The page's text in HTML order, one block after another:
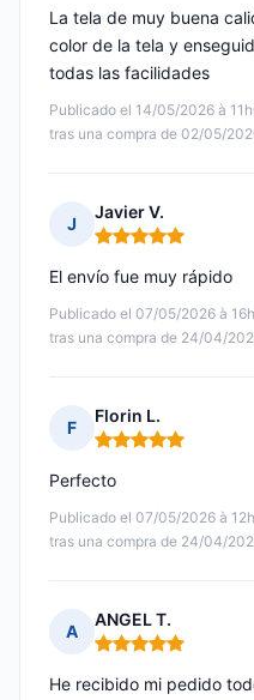
Publicado el 14/05/2026 à
tras una compra de 02/05/
La tela de muy buena
color de la tela y
todas las facilidades
J
Javier V.
Nota: 5 de 5
Publicado el 07/05/2026 à
tras una compra de 24/04/
El envío fue muy rápido
F
Florin L.
Nota: 5 de 5
Publicado el 07/05/2026 à
tras una compra de 24/04/
Perfecto
A
ANGEL T.
Nota: 5 de 5
He recibido mi pedido